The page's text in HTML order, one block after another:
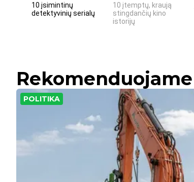
10 įsimintinų
detektyvinių serialų
10 įtemptų, kraują
stingdančių kino
istorijų
Rekomenduojame
POLITIKA